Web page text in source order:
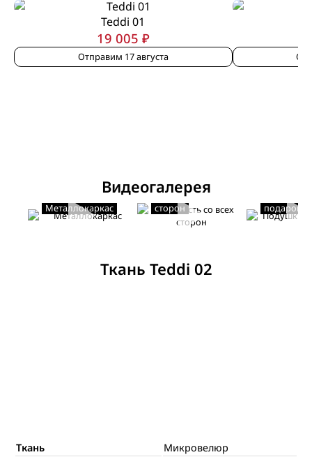
Teddi 01
19 005 ₽
Отправим 17 августа
Видеогалерея
Металлокаркас
Мягкость со всех
сторон
подарок
Ткань Teddi 02
Ткань
Микровелюр